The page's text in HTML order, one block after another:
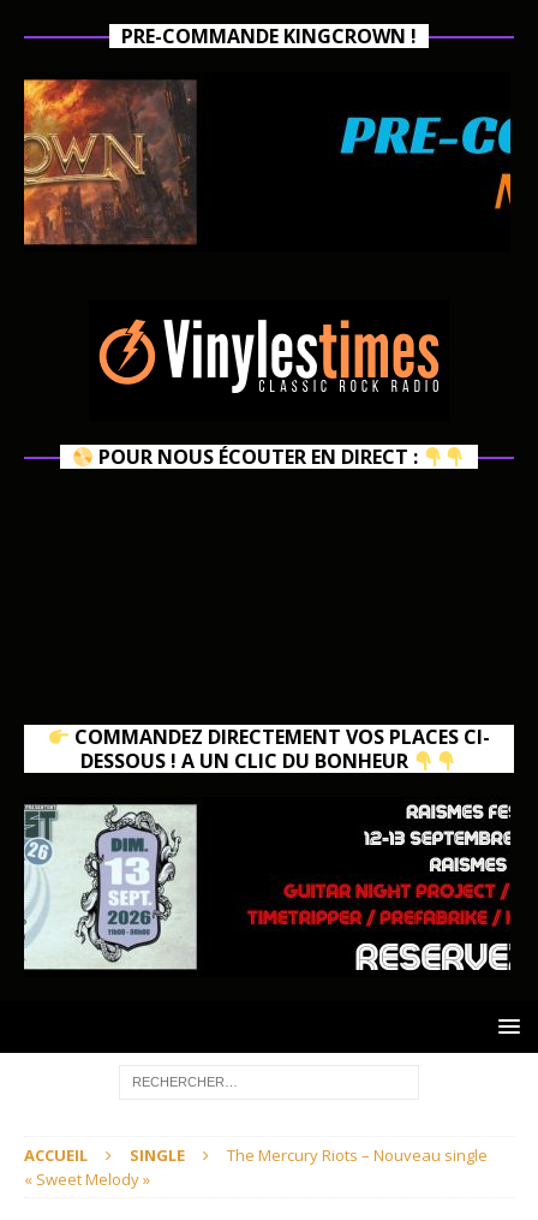
PRE-COMMANDE KINGCROWN !
POUR NOUS ÉCOUTER EN DIRECT :
COMMANDEZ DIRECTEMENT VOS PLACES CI-
DESSOUS ! A UN CLIC DU BONHEUR
ACCUEIL SINGLE
The Mercury Riots – Nouveau single
« Sweet Melody »